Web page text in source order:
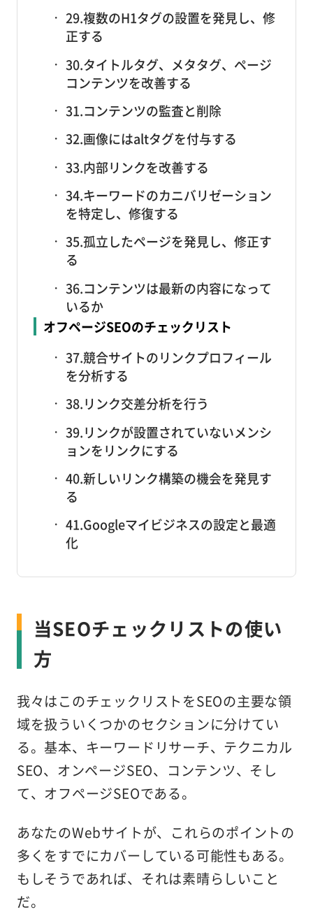
29.複数のH1タグの設置を発見し、修
正する
30.タイトルタグ、メタタグ、ページ
コンテンツを改善する
31.コンテンツの監査と削除
32.画像にはaltタグを付与する
33.内部リンクを改善する
34.キーワードのカニバリゼーション
を特定し、修復する
35.孤立したページを発見し、修正す
る
36.コンテンツは最新の内容になって
いるか
オフページSEOのチェックリスト
37.競合サイトのリンクプロフィール
を分析する
38.リンク交差分析を行う
39.リンクが設置されていないメンシ
ョンをリンクにする
40.新しいリンク構築の機会を発見す
る
41.Googleマイビジネスの設定と最適
化
当SEOチェックリストの使い
方
我々はこのチェックリストをSEOの主要な領
域を扱ういくつかのセクションに分けてい
る。基本、キーワードリサーチ、テクニカル
SEO、オンページSEO、コンテンツ、そし
て、オフページSEOである。
あなたのWebサイトが、これらのポイントの
多くをすでにカバーしている可能性もある。
もしそうであれば、それは素晴らしいこと
だ。